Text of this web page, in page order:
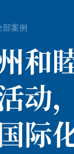
部案例
和
动
际